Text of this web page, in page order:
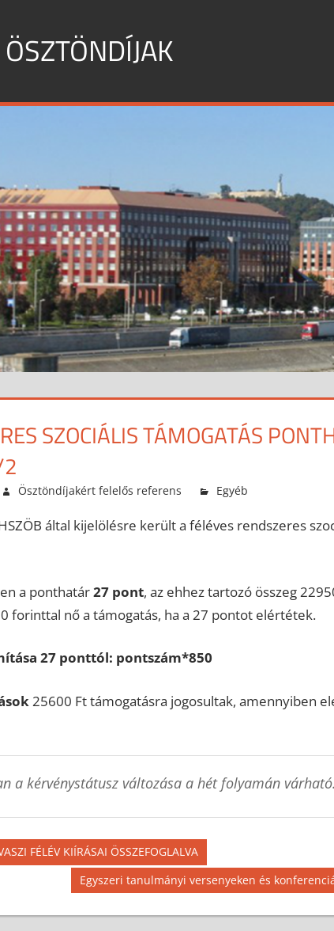
SZOCIÁLIS TÁMOGATÁS
Ösztöndíjakért felelős referens Egyéb
által kijelölésre került a féléves rendszeres
a ponthatár27 pont, az ehhez tartozó összeg
forinttal nő a támogatás, ha a 27 pontot elértétek.
27 ponttól: pontszám*850
25600 Ft támogatásra jogosultak, amennyiben
a kérvénystátusz változása a hét folyamán várható.
FÉLÉV KIÍRÁSAI ÖSSZEFOGLALVA
Next
Post:
Egyszeri tanulmányi versenyeken és